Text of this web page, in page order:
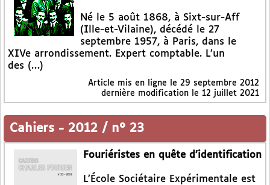
Né le 5 août 1868, à Sixt-sur-Aff
(Ille-et-Vilaine), décédé le 27
septembre 1957, à Paris, dans le
XIVe arrondissement. Expert comptable. L’un
des (…)
Article mis en ligne le 29 septembre 2012
dernière modification le 12 juillet 2021
Cahiers - 2012 / n° 23
Fouriéristes en quête d’identification
L’École Sociétaire Expérimentale est